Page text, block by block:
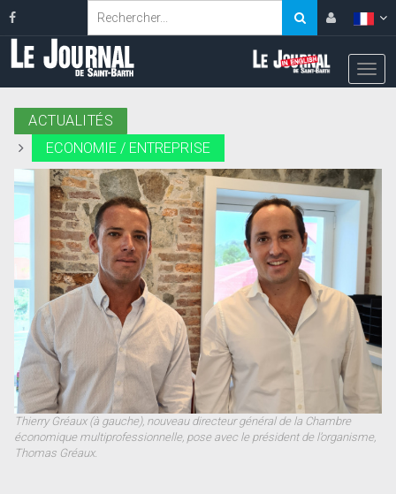
ACTUALITÉS
ECONOMIE / ENTREPRISE
Thierry Gréaux (à gauche), nouveau directeur général de la Chambre
économique multiprofessionnelle, pose avec le président de l’organisme,
Thomas Gréaux.